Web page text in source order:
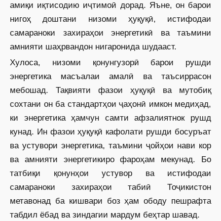
амиқи иқтисодию иҷтимоӣ дорад. Яъне, он барои
нигоҳ доштани низоми ҳуқуқӣ, истифодаи
самараноки захираҳои энергетикӣ ва таъмини
амнияти шаҳрвандон нигаронида шудааст.
Хулоса, низоми қонунгузорӣ барои рушди
энергетика масъалаи амалӣ ва таъсиррасон
мебошад. Тақвияти фазои ҳуқуқӣ ва мутобиқ
сохтани он ба стандартҳои ҷаҳонӣ имкон медиҳад,
ки энергетика ҳамчун самти афзалиятнок рушд
кунад. Ин фазои ҳуқуқӣ кафолати рушди босуръат
ва устувори энергетика, таъмини ҷойҳои нави кор
ва амнияти энергетикиро фароҳам мекунад. Бо
татбиқи қонунҳои устувор ва истифодаи
самараноки захираҳои табиӣ Тоҷикистон
метавонад ба кишвари боз ҳам ободу пешрафта
табдил ёбад ва зиндагии мардум беҳтар шавад.